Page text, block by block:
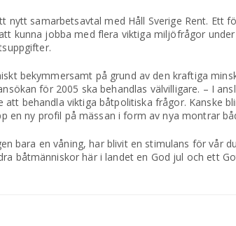
nytt samarbetsavtal med Håll Sverige Rent.
kunna jobba med flera viktiga miljöfrågor
bekymmersamt på grund av den kraftiga
för 2005 ska behandlas välvilligare. – I
att behandla viktiga båtpolitiska frågor. Kanske
en ny profil på mässan i form av nya montrar
bara en våning, har blivit en stimulans för vår
båtmänniskor här i landet en God jul och ett